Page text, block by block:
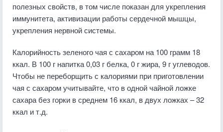
полезных свойств, в том числе показан для укрепления
иммунитета, активизации работы сердечной мышцы,
укрепления нервной системы.
Калорийность зеленого чая с сахаром на 100 грамм 18
ккал. В 100 г напитка 0,03 г белка, 0 г жира, 9 г углеводов.
Чтобы не переборщить с калориями при приготовлении
чая с сахаром учитывайте, что в одной чайной ложке
сахара без горки в среднем 16 ккал, в двух ложках – 32
ккал и т.д.